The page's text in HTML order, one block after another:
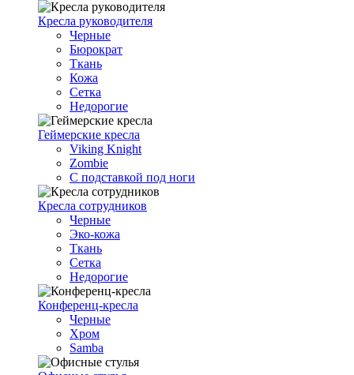
Кресла руководителя
Черные
Бюрократ
Ткань
Кожа
Сетка
Недорогие
Геймерские кресла
Viking Knight
Zombie
С подставкой под ноги
Кресла сотрудников
Черные
Эко-кожа
Ткань
Сетка
Недорогие
Конференц-кресла
Черные
Хром
Samba